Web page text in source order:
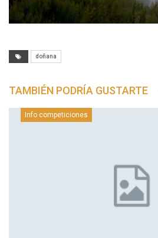
doñana
TAMBIÉN PODRÍA GUSTARTE
Info competiciones